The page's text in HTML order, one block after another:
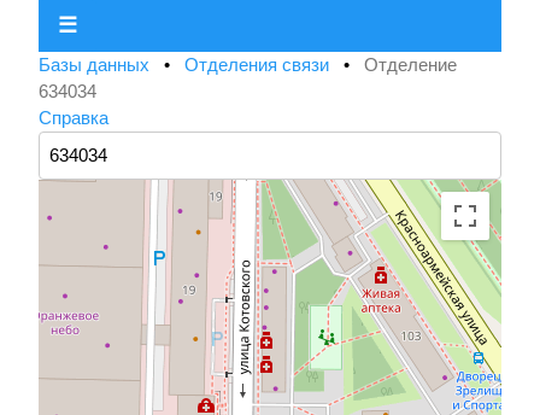
☰
Базы данных • Отделения связи • Отделение
634034
Справка